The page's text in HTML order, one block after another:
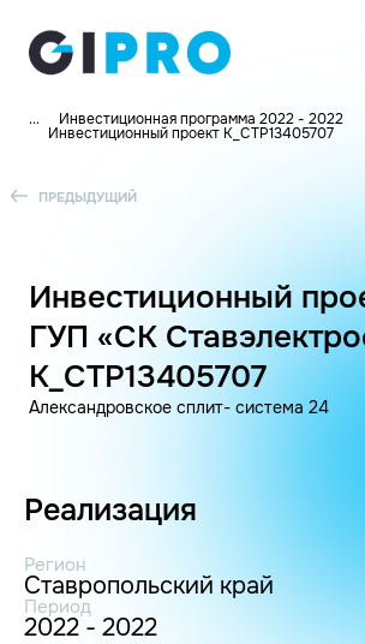
... Инвестиционная программа 2022 - 2022
Инвестиционный проект K_СТР13405707
ПРЕДЫДУЩИЙ
Инвестиционный
ГУП «СК
K_СТР13405707
Александровское сплит- система 24
Реализация
Регион
Ставропольский край
Период
2022 - 2022